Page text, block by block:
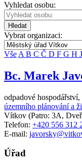
Vyhledat osobu:
Hledat
Vybrat organizaci:
Vše A B C Č D F G H J
Bc. Marek
odpadové
územního plánování a
Vítkov (Patro: 3A,
Telefon: +420 556 312
E-mail:
Úřad